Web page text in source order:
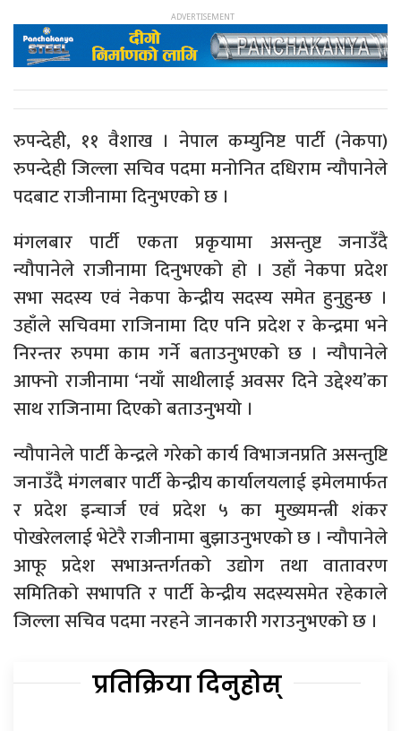
रुपन्देही, ११ वैशाख । नेपाल कम्युनिष्ट पार्टी (नेकपा)
रुपन्देही जिल्ला सचिव पदमा मनोनित दधिराम न्यौपानेले
पदबाट राजीनामा दिनुभएको छ ।
मंगलबार पार्टी एकता प्रकृयामा असन्तुष्ट जनाउँदै
न्यौपानेले राजीनामा दिनुभएको हो । उहाँ नेकपा प्रदेश
सभा सदस्य एवं नेकपा केन्द्रीय सदस्य समेत हुनुहुन्छ ।
उहाँले सचिवमा राजिनामा दिए पनि प्रदेश र केन्द्रमा भने
निरन्तर रुपमा काम गर्ने बताउनुभएको छ । न्यौपानेले
आफ्नो राजीनामा ‘नयाँ साथीलाई अवसर दिने उद्देश्य’का
साथ राजिनामा दिएको बताउनुभयो ।
न्यौपानेले पार्टी केन्द्रले गरेको कार्य विभाजनप्रति असन्तुष्टि
जनाउँदै मंगलबार पार्टी केन्द्रीय कार्यालयलाई इमेलमार्फत
र प्रदेश इन्चार्ज एवं प्रदेश ५ का मुख्यमन्त्री शंकर
पोखरेललाई भेटेरै राजीनामा बुझाउनुभएको छ । न्यौपानेले
आफू प्रदेश सभाअन्तर्गतको उद्योग तथा वातावरण
समितिको सभापति र पार्टी केन्द्रीय सदस्यसमेत रहेकाले
जिल्ला सचिव पदमा नरहने जानकारी गराउनुभएको छ ।
प्रतिक्रिया दिनुहोस्